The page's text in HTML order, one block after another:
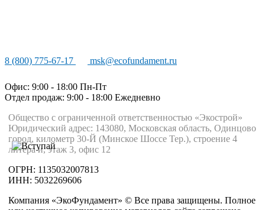
8 (800) 775-67-17 msk@ecofundament.ru
Офис: 9:00 - 18:00 Пн-Пт
Отдел продаж: 9:00 - 18:00 Ежедневно
Общество с ограниченной ответственностью «Экострой»
Юридический адрес: 143080, Московская область, Одинцово
город, километр 30-Й (Минское Шоссе Тер.), строение 4
литера и, этаж 3, офис 12
ОГРН: 1135032007813
ИНН: 5032269606
Компания «ЭкоФундамент» © Все права защищены. Полное